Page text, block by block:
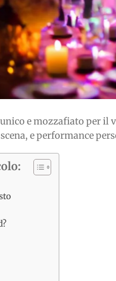
e mozzafiato per il
e performance